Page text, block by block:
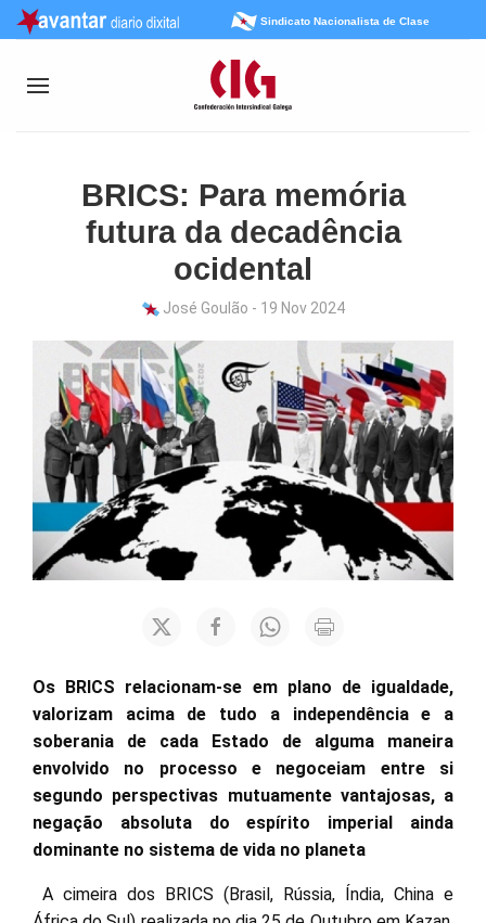
Sindicato Nacionalista de Clase
BRICS: Para memória
futura da decadência
ocidental
José Goulão - 19 Nov 2024
Os BRICS relacionam-se em plano de igualdade,
valorizam acima de tudo a independência e a
soberania de cada Estado de alguma maneira
envolvido no processo e negoceiam entre si
segundo perspectivas mutuamente vantajosas, a
negação absoluta do espírito imperial ainda
dominante no sistema de vida no planeta
A cimeira dos BRICS (Brasil, Rússia, Índia, China e